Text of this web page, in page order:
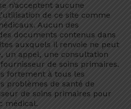
n’acceptent aucune
de ce site comme
Aucun des
documents contenus dans
auxquels il renvoie ne peut
un appel, une consultation
de soins primaires.
fortement à tous les
problèmes de santé de
de soins primaires pour
médical.